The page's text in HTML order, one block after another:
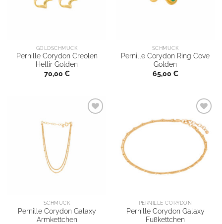
GOLDSCHMUCK
Pernille Corydon Creolen
Hellir Golden
70,00 €
SCHMUCK
Pernille Corydon Ring Cove
Golden
65,00 €
SCHMUCK
Pernille Corydon Galaxy
Armkettchen
PERNILLE CORYDON
Pernille Corydon Galaxy
Fußkettchen